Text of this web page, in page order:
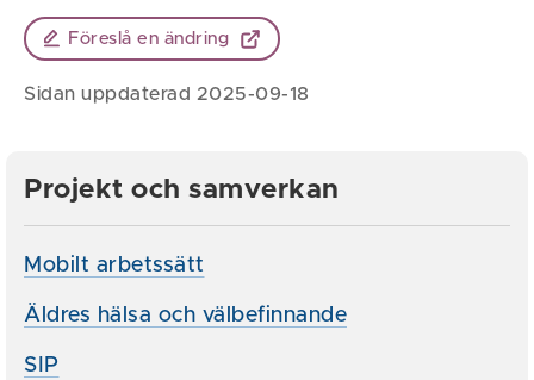
Föreslå en ändring
Sidan uppdaterad 2025-09-18
Projekt och samverkan
Mobilt arbetssätt
Äldres hälsa och välbefinnande
SIP